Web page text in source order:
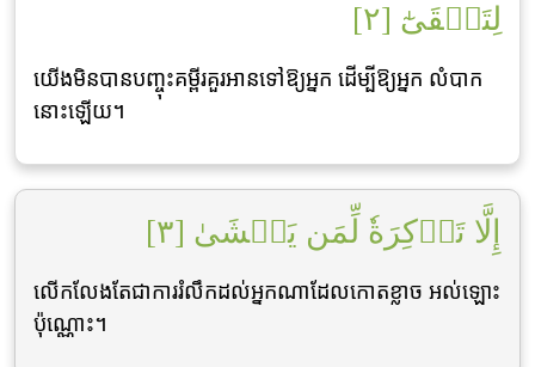
لِتَشۡقَىٰٓ [٢]
យើងមិនបានបញ្ចុះគម្ពីរគួរអានទៅឱ្យអ្នក ដើម្បីឱ្យអ្នក លំបាក
នោះឡើយ។
إِلَّا تَذۡكِرَةٗ لِّمَن يَخۡشَىٰ [٣]
លើកលែងតែជាការរំលឹកដល់អ្នកណាដែលកោតខ្លាច អល់ឡោះ
ប៉ុណ្ណោះ។